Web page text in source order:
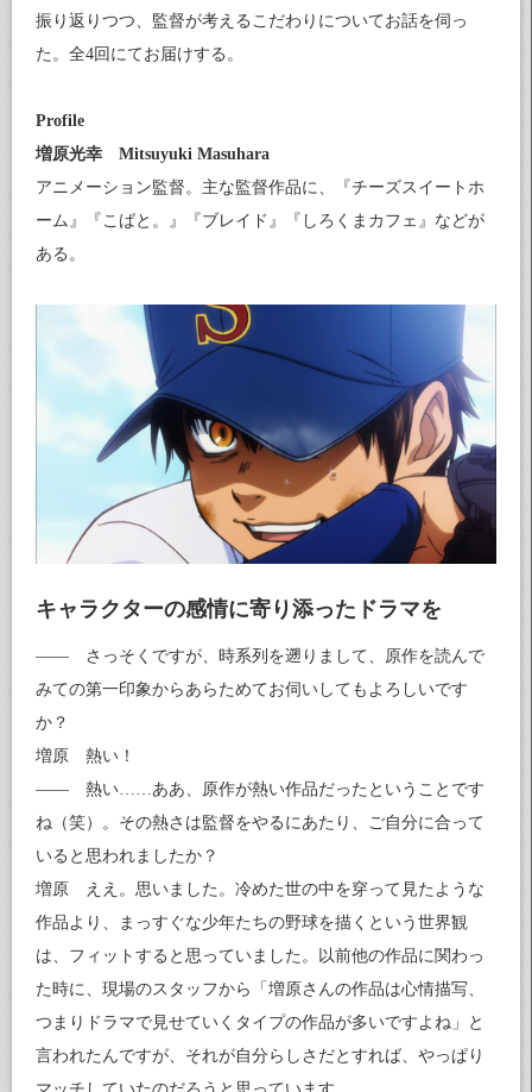
振り返りつつ、監督が考えるこだわりについてお話を伺っ
た。全4回にてお届けする。
Profile
増原光幸 Mitsuyuki Masuhara
アニメーション監督。主な監督作品に、『チーズスイートホ
ーム』『こばと。』『ブレイド』『しろくまカフェ』などが
ある。
キャラクターの感情に寄り添ったドラマを
—— さっそくですが、時系列を遡りまして、原作を読んで
みての第一印象からあらためてお伺いしてもよろしいです
か？
増原 熱い！
—— 熱い……ああ、原作が熱い作品だったということです
ね（笑）。その熱さは監督をやるにあたり、ご自分に合って
いると思われましたか？
増原 ええ。思いました。冷めた世の中を穿って見たような
作品より、まっすぐな少年たちの野球を描くという世界観
は、フィットすると思っていました。以前他の作品に関わっ
た時に、現場のスタッフから「増原さんの作品は心情描写、
つまりドラマで見せていくタイプの作品が多いですよね」と
言われたんですが、それが自分らしさだとすれば、やっぱり